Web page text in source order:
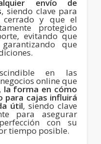
envío de
, siendo clave para
cerrado y que el
protegido
evitando que
que
en las
online que
la forma en cómo
para cajas influirá
útil, siendo clave
para asegurar
con su
tiempo posible.